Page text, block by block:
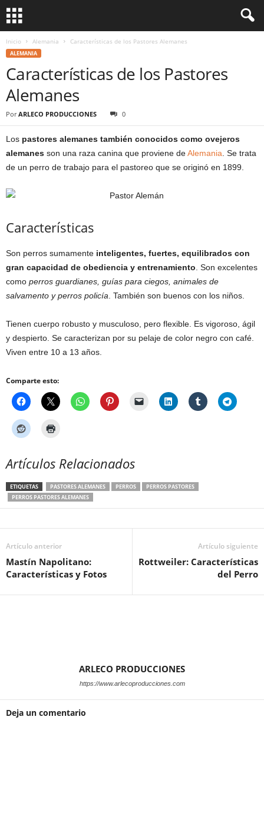
Inicio Alemania Características de los Pastores Alemanes
ALEMANIA
Características de los Pastores
Alemanes
Por ARLECO PRODUCCIONES 0
Los pastores alemanes también conocidos como ovejeros
alemanes son una raza canina que proviene deAlemania . Se trata
de un perro de trabajo para el pastoreo que se originó en 1899.
Características
Son perros sumamente inteligentes, fuertes, equilibrados con
gran capacidad de obediencia y entrenamiento . Son excelentes
como perros guardianes, guías para ciegos, animales de
salvamento y perros policía . También son buenos con los niños.
Tienen cuerpo robusto y musculoso, pero flexible. Es vigoroso, ágil
y despierto. Se caracterizan por su pelaje de color negro con café.
Viven entre 10 a 13 años.
Comparte esto:
Artículos Relacionados
ETIQUETAS PASTORES ALEMANES PERROS
PERROS PASTORES
PERROS PASTORES ALEMANES
Artículo anterior
Mastín Napolitano:
Características y Fotos
Artículo siguiente
Rottweiler: Características
del Perro
ARLECO PRODUCCIONES
https://www.arlecoproducciones.com
Deja un comentario